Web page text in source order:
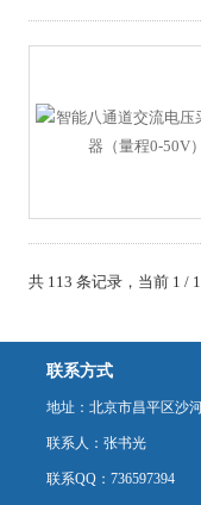
共 113 条记录，当前 1
联系方式
地址：北京市昌平区沙
联系人：张书光
联系QQ：736597394